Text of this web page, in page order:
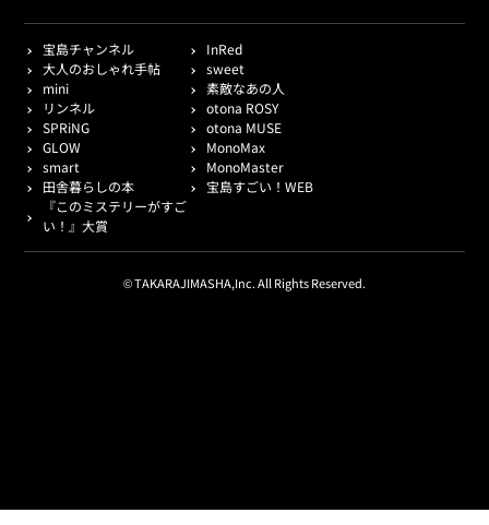
宝島チャンネル
InRed
大人のおしゃれ手帖
sweet
mini
素敵なあの人
リンネル
otona ROSY
SPRiNG
otona MUSE
GLOW
MonoMax
smart
MonoMaster
田舎暮らしの本
宝島すごい！WEB
『このミステリーがすご
い！』大賞
© TAKARAJIMASHA,Inc. All Rights Reserved.